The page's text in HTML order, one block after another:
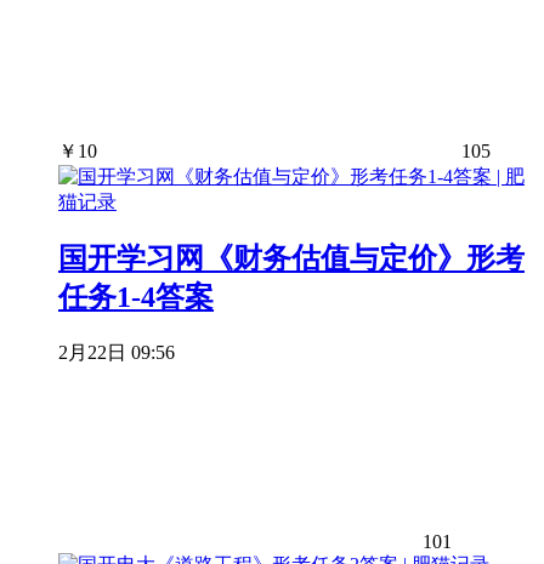
￥ 10 105
国开学习网《财务估值与定价》形考
任务1-4答案
2月22日 09:56
101